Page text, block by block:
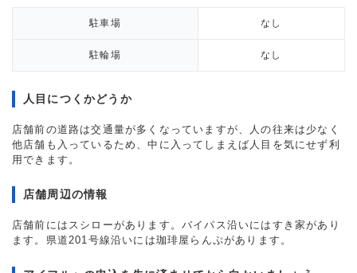
駐車場 なし
駐輪場 なし
人目につくかどうか
店舗前の道路は交通量が多くなっていますが、人の往来は少なく
他店舗も入っているため、中に入ってしまえば人目を気にせず利
用できます。
店舗周辺の情報
店舗前にはスシローがあります。バイパス沿いにはすき家があり
ます。県道201号線沿いには珈琲屋らんぷがあります。